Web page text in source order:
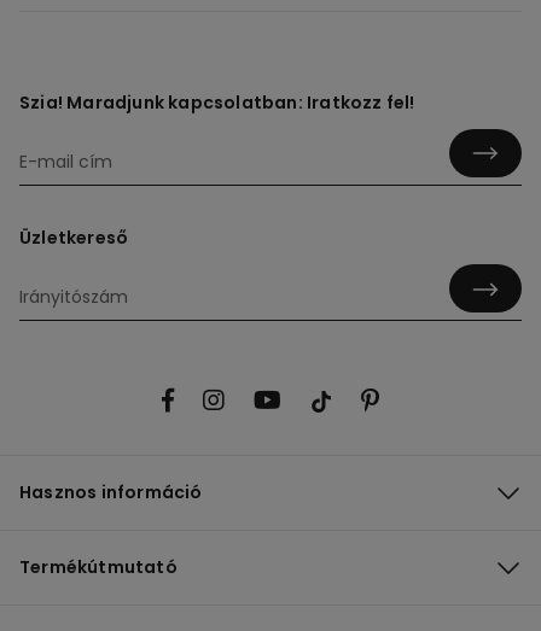
Szia! Maradjunk kapcsolatban: Iratkozz fel!
Üzletkereső
Hasznos információ
Termékútmutató